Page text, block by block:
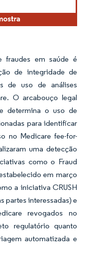
fraudes em saúde é
de integridade de
de uso de análises
O arcabouço legal
determina o uso de
para identificar
no Medicare fee-for-
uma detecção
como o Fraud
em março
a iniciativa CRUSH
partes interessadas) e
revogados no
regulatório quanto
automatizada e